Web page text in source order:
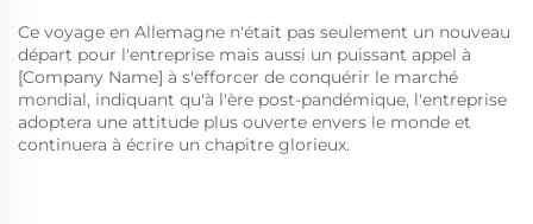
Ce voyage en Allemagne n'était pas seulement un nouveau
départ pour l'entreprise mais aussi un puissant appel à
[Company Name] à s'efforcer de conquérir le marché
mondial, indiquant qu'à l'ère post-pandémique, l'entreprise
adoptera une attitude plus ouverte envers le monde et
continuera à écrire un chapitre glorieux.